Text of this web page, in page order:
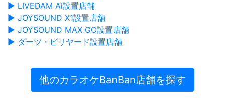
▶ LIVEDAM Ai設置店舗
▶ JOYSOUND X1設置店舗
▶ JOYSOUND MAX GO設置店舗
▶ ダーツ・ビリヤード設置店舗
他のカラオケBanBan店舗を探す